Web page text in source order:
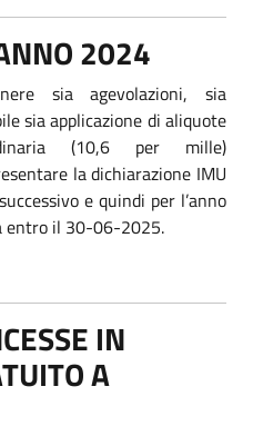
2024
sia agevolazioni, sia
sia applicazione di aliquote
(10,6 per mille)
la dichiarazione IMU
e quindi per l’anno
entro il 30-06-2025.
IN
A